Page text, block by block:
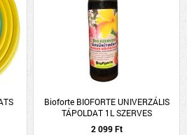
Bioforte BIOFORTE UNIVERZÁLIS
TÁPOLDAT 1L SZERVES
2 099 Ft